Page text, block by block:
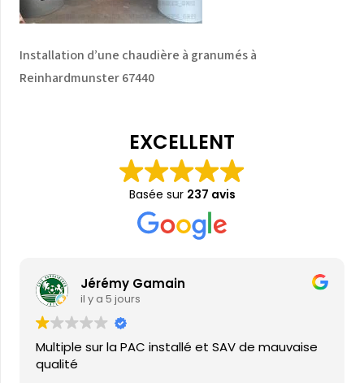
Installation d’une chaudière à granumés à
Reinhardmunster 67440
EXCELLENT
Basée sur 237 avis
Jérémy Gamain
il y a 5 jours
Multiple sur la PAC installé et SAV de mauvaise
qualité